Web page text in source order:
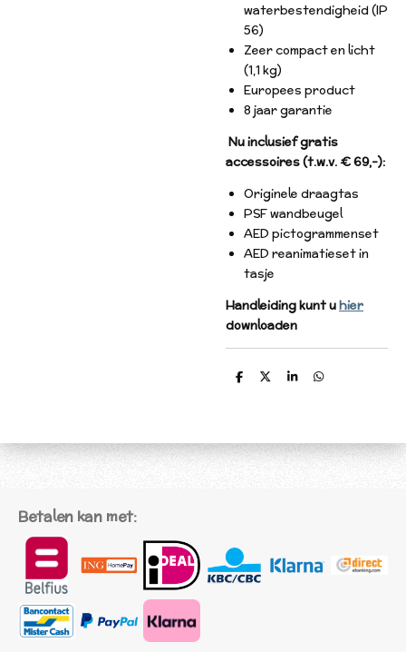
waterbestendigheid (IP
56)
Zeer compact en licht
(1,1 kg)
Europees product
8 jaar garantie
Nu inclusief gratis
accessoires (t.w.v. € 69,-):
Originele draagtas
PSF wandbeugel
AED pictogrammenset
AED reanimatieset in
tasje
Handleiding kunt uhier
downloaden
D
D
S
D
Betalen kan met: